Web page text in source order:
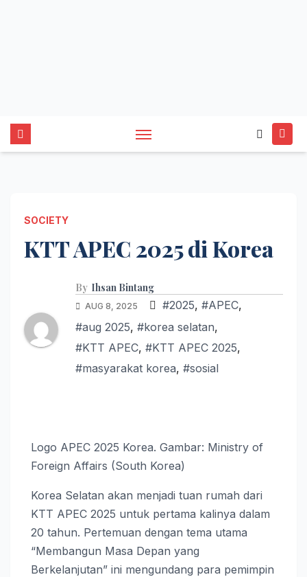
SOCIETY
KTT APEC 2025 di Korea
By Ihsan Bintang
AUG 8, 2025 #2025, #APEC,
#aug 2025, #korea selatan,
#KTT APEC, #KTT APEC 2025,
#masyarakat korea, #sosial
Logo APEC 2025 Korea. Gambar: Ministry of
Foreign Affairs (South Korea)
Korea Selatan akan menjadi tuan rumah dari
KTT APEC 2025 untuk pertama kalinya dalam
20 tahun. Pertemuan dengan tema utama
“Membangun Masa Depan yang
Berkelanjutan” ini mengundang para pemimpin